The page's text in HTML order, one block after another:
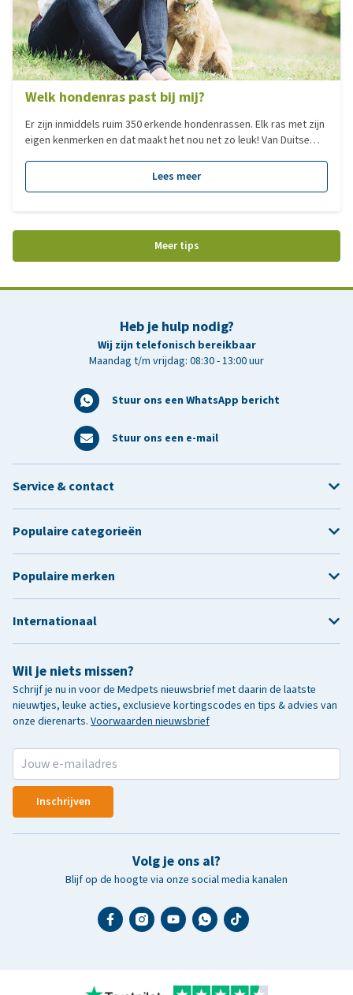
Welk hondenras past bij mij?
Er zijn inmiddels ruim 350 erkende hondenrassen. Elk ras met zijn
eigen kenmerken en dat maakt het nou net zo leuk! Van Duitse
mensen zoeken een hond op basis van het formaat. Dit zegt
echter niks over het karakter van een hond en dus ook niet of
Lees meer
Meer tips
Heb je hulp nodig?
Wij zijn telefonisch bereikbaar
Maandag t/m vrijdag: 08:30 - 13:00 uur
Stuur ons een WhatsApp bericht
Stuur ons een e-mail
Wil je niets missen?
Schrijf je nu in voor de Medpets nieuwsbrief met daarin de laatste
nieuwtjes, leuke acties, exclusieve kortingscodes en tips & advies van
onze dierenarts. Voorwaarden nieuwsbrief
Inschrijven
Volg je ons al?
Blijf op de hoogte via onze social media kanalen
Service & contact
Populaire categorieën
Populaire merken
Internationaal